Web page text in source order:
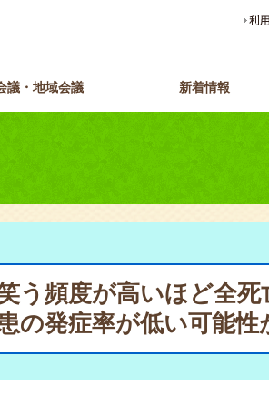
議・地域会議 新着情報
う頻度が高いほど全死
の発症率が低い可能性